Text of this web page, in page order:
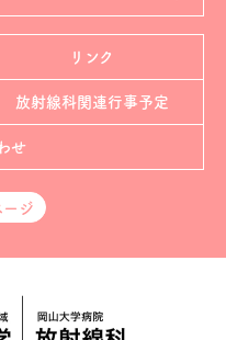
リンク
放射線科関連行事予定
せ
ージ